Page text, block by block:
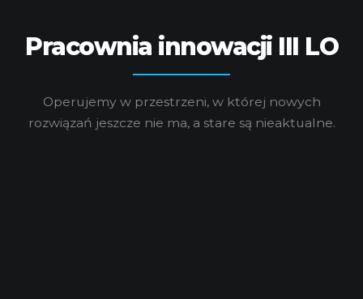
Pracownia innowacji III LO
Operujemy w przestrzeni, w której nowych
rozwiązań jeszcze nie ma, a stare są nieaktualne.